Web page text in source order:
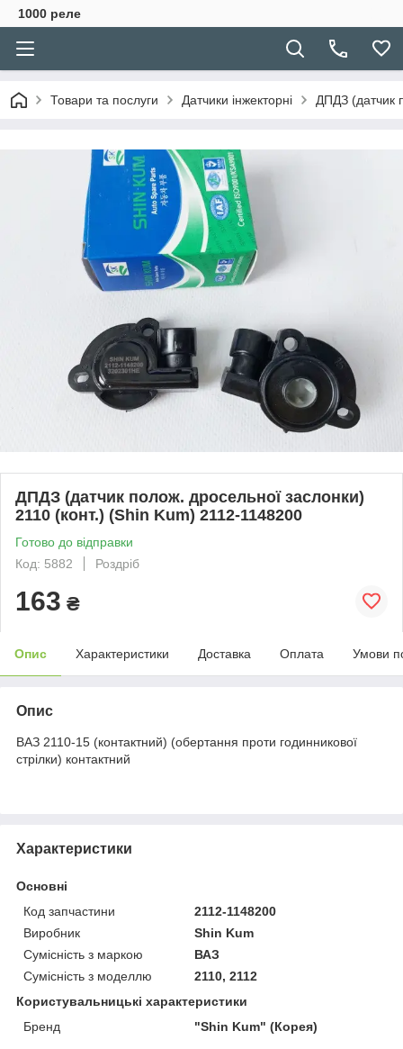
1000 реле
Товари та послуги Датчики інжекторні ДПДЗ (датчик
ДПДЗ (датчик полож. дросельної заслонки)
2110 (конт.) (Shin Kum) 2112-1148200
Готово до відправки
Код: 5882
Роздріб
163 ₴
Опис Характеристики Доставка Оплата Умови
Опис
ВАЗ 2110-15 (контактний) (обертання проти годинникової
стрілки) контактний
Характеристики
Основні
Код запчастини
2112-1148200
Виробник
Shin Kum
Сумісність з маркою
ВАЗ
Сумісність з моделлю
2110, 2112
Користувальницькі характеристики
Бренд
"Shin Kum" (Корея)